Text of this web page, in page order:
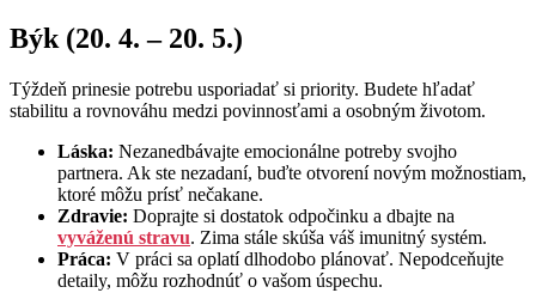
Býk (20. 4. – 20. 5.)
Týždeň prinesie potrebu usporiadať si priority. Budete hľadať
stabilitu a rovnováhu medzi povinnosťami a osobným životom.
Láska: Nezanedbávajte emocionálne potreby svojho
partnera. Ak ste nezadaní, buďte otvorení novým možnostiam,
ktoré môžu prísť nečakane.
Zdravie: Doprajte si dostatok odpočinku a dbajte na
vyváženú stravu. Zima stále skúša váš imunitný systém.
Práca: V práci sa oplatí dlhodobo plánovať. Nepodceňujte
detaily, môžu rozhodnúť o vašom úspechu.